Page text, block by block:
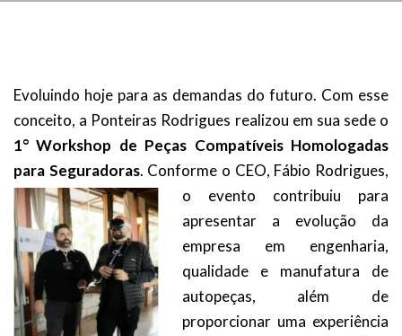
Evoluindo hoje para as demandas do futuro. Com esse
conceito, a Ponteiras Rodrigues realizou em sua sede o
1° Workshop de Peças Compatíveis Homologadas
para Seguradoras. Conforme o CEO, Fábio Rodrigues,
o evento contribuiu para
apresentar a evolução da
empresa em engenharia,
qualidade e manufatura de
autopeças, além de
proporcionar uma experiência